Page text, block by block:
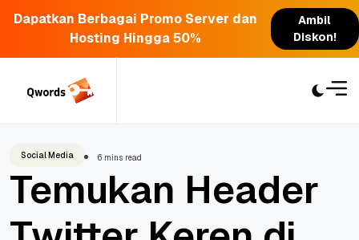
Dapatkan Berbagai Promo Server dan
Hosting Hingga 50%
Ambil
Diskon!
Social Media 6 mins read
Temukan Header